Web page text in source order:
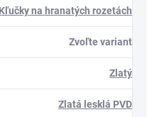
Kľučky na hranatých rozetách
Zvoľte variant
Zlatý
Zlatá lesklá PVD